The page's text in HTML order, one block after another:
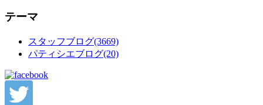
テーマ
スタッフブログ(3669)
パティシエブログ(20)